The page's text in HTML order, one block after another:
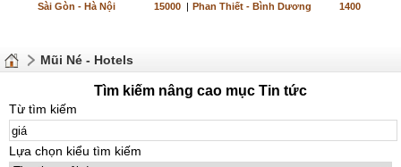
Sài Gòn - Hà Nội 15000 | Phan Thiết - Bình Dương 1400
Mũi Né - Hotels
Tìm kiếm nâng cao mục Tin tức
Từ tìm kiếm
Lựa chọn kiểu tìm kiếm